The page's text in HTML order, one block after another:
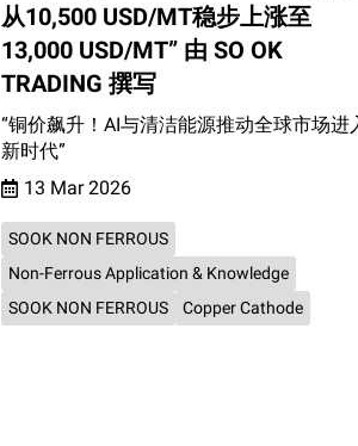
从10,500 USD/MT稳步上涨至
13,000 USD/MT” 由 SO OK
TRADING 撰写
“铜价飙升！AI与清洁能源推动全球市场进
新时代”
13 Mar 2026
SOOK NON FERROUS
Non-Ferrous Application & Knowledge
SOOK NON FERROUS
Copper Cathode